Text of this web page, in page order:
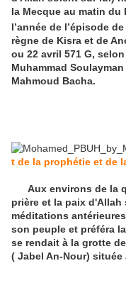
la Mecque au matin du
l’année de l’épisode
règne de Kisra et de
ou 22 avril 571 G,
Muhammad
Mahmoud Bacha.
t de la prophétie et de
Aux environs de la
prière et la paix
méditations
son peuple et préféra
se rendait à la grotte
( Jabel An-Nour) située